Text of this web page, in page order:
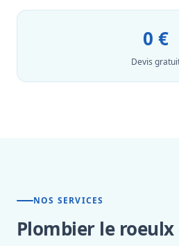
0 €
Devis
NOS SERVICES
Plombier le